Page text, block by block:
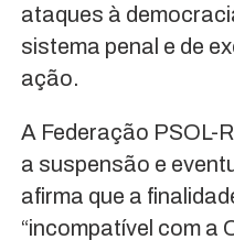
ataques à
sistema penal e de
ação.
A Federação PSOL-
a suspensão e
afirma que a
“incompatível com a